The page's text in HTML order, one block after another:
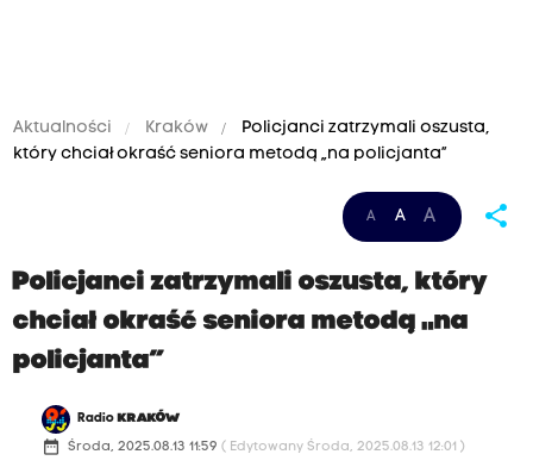
Aktualności Kraków
Policjanci zatrzymali oszusta,
który chciał okraść seniora metodą „na policjanta”
A A A share
Policjanci zatrzymali oszusta, który
chciał okraść seniora metodą „na
policjanta”
Radio KRAKÓW
date_range Środa, 2025.08.13 11:59 ( Edytowany Środa, 2025.08.13 12:01 )